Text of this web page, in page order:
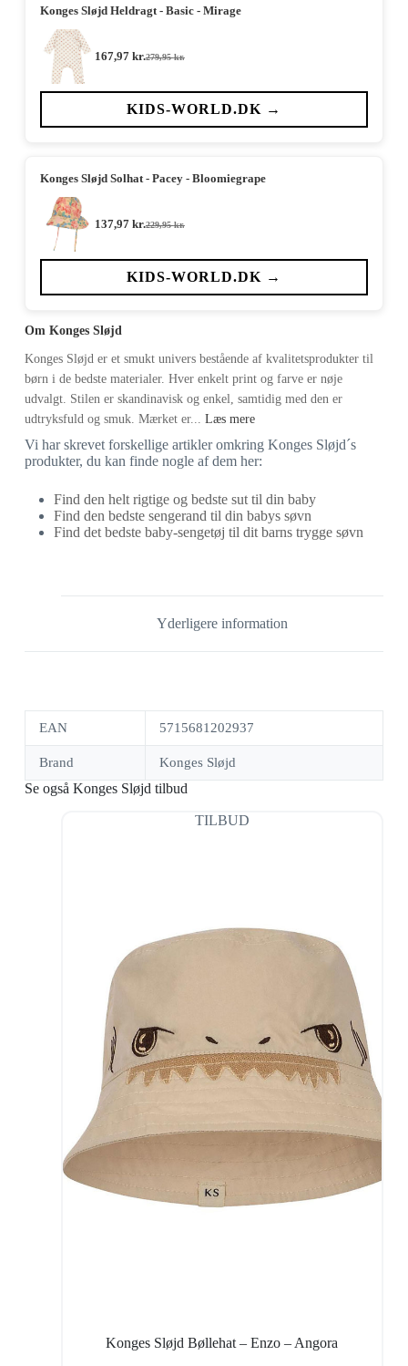
Konges Sløjd Heldragt - Basic - Mirage
279,95kr.
Den
pris
var:
167,97 kr.Den
pris
er:
KIDS-WORLD.DK →
Konges Sløjd Solhat - Pacey - Bloomiegrape
229,95kr.
Den
pris
var:
137,97 kr.Den
pris
er:
KIDS-WORLD.DK →
Om Konges Sløjd
Konges Sløjd er et smukt univers bestående af kvalitetsprodukter til
børn i de bedste materialer. Hver enkelt print og farve er nøje
udvalgt. Stilen er skandinavisk og enkel, samtidig med den er
udtryksfuld og smuk. Mærket er... Læs mere
Vi har skrevet forskellige artikler omkring Konges Sløjd´s
produkter, du kan finde nogle af dem her:
Find den helt rigtige og bedste sut til din baby
Find den bedste sengerand til din babys søvn
Find det bedste baby-sengetøj til dit barns trygge søvn
Yderligere information
EAN 5715681202937
Brand Konges Sløjd
Se også Konges Sløjd tilbud
TILBUD
Konges Sløjd Bøllehat – Enzo – Angora